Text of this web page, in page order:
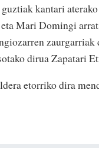
kantari
Mari Domingi
dirua Zapatari
etorriko dira